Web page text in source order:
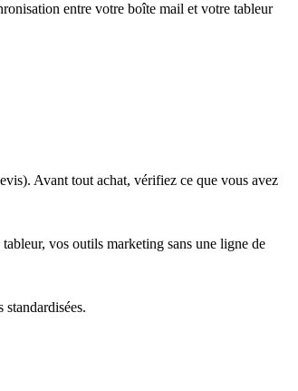
entre votre boîte mail et votre tableur
Avant tout achat, vérifiez ce que vous avez
vos outils marketing sans une ligne de